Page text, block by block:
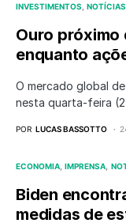
INVESTIMENTOS NOTÍCIAS
Ouro próximo
enquanto
O mercado global
nesta quarta-feira
POR LUCAS BASSOTTO
ECONOMIA IMPRENSA
Biden
medidas de